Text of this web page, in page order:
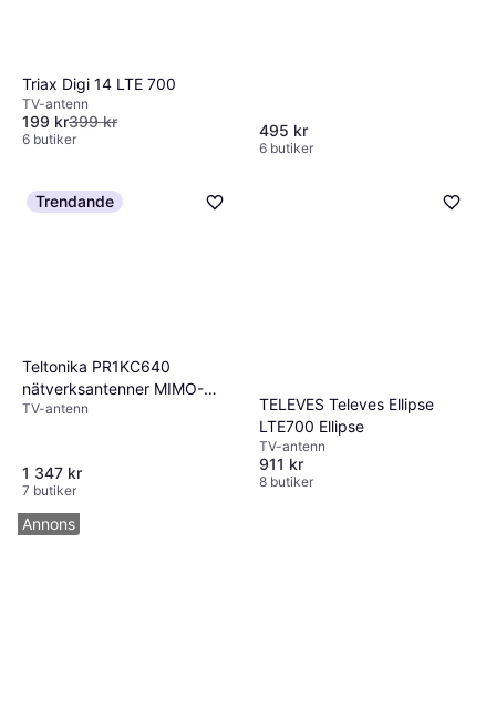
Triax Digi 14 LTE 700
TV-antenn
199 kr399 kr
6 butiker 495 kr
6 butiker
Trendande
Teltonika PR1KC640
nätverksantenner MIMO-
riktantenn SMA
TV-antenn
1 347 kr
7 butiker
TELEVES Televes Ellipse
LTE700 Ellipse
TV-antenn
911 kr
8 butiker
Annons